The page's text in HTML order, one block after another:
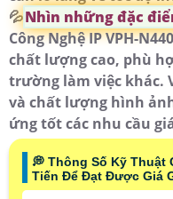
💦Nhìn những đặc
Công Nghệ IP VPH-
chất lượng cao, phù
trường làm việc khác.
và chất lượng hình
ứng tốt các nhu cầu
️💭 Thông Số Kỹ Thuật
Tiến Để Đạt Được Giá